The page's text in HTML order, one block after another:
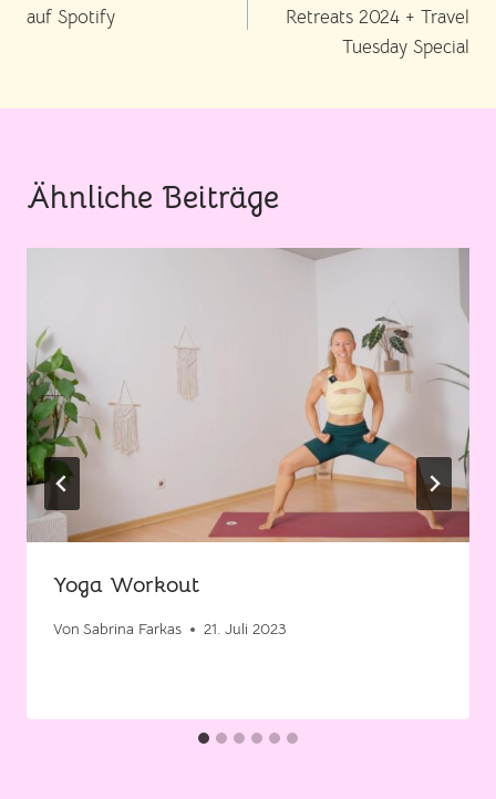
auf Spotify
Retreats 2024 + Travel
Tuesday Special
Ähnliche Beiträge
Yoga Workout
Von Sabrina Farkas 21. Juli 2023